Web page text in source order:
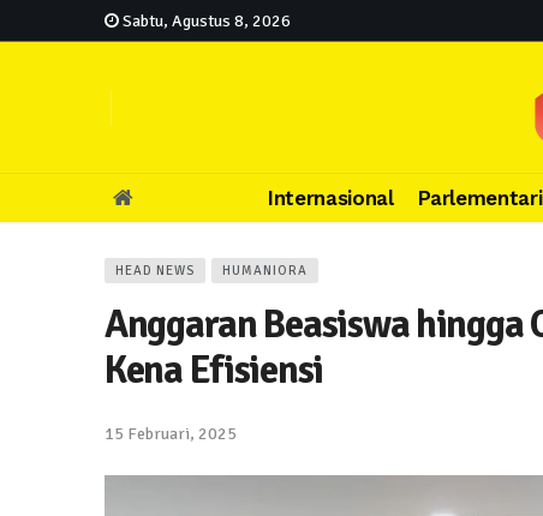
Sabtu, Agustus 8, 2026
Internasional
HEAD NEWS HUMANIORA
Anggaran Beasiswa hingga
Kena Efisiensi
15 Februari, 2025